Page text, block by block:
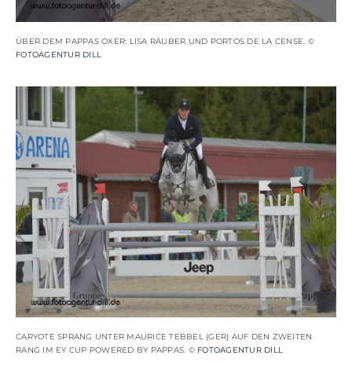
ÜBER DEM PAPPAS OXER: LISA RÄUBER UND PORTOS DE LA CENSE. ©
FOTOAGENTUR DILL
CARYOTE SPRANG UNTER MAURICE TEBBEL (GER) AUF DEN ZWEITEN
RANG IM EY CUP POWERED BY PAPPAS. © FOTOAGENTUR DILL